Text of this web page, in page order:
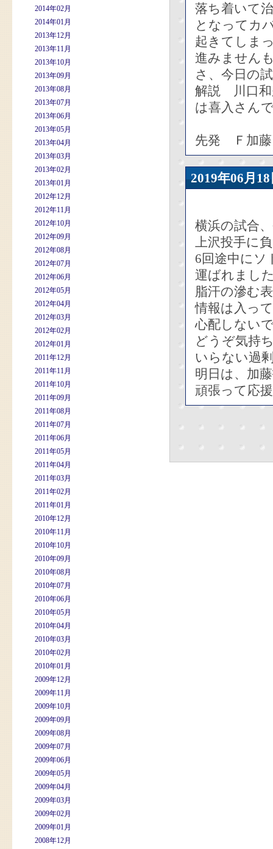
2014年02月
2014年01月
2013年12月
2013年11月
2013年10月
2013年09月
2013年08月
2013年07月
2013年06月
2013年05月
2013年04月
2013年03月
2013年02月
2013年01月
2012年12月
2012年11月
2012年10月
2012年09月
2012年08月
2012年07月
2012年06月
2012年05月
2012年04月
2012年03月
2012年02月
2012年01月
2011年12月
2011年11月
2011年10月
2011年09月
2011年08月
2011年07月
2011年06月
2011年05月
2011年04月
2011年03月
2011年02月
2011年01月
2010年12月
2010年11月
2010年10月
2010年09月
2010年08月
2010年07月
2010年06月
2010年05月
2010年04月
2010年03月
2010年02月
2010年01月
2009年12月
2009年11月
2009年10月
2009年09月
2009年08月
2009年07月
2009年06月
2009年05月
2009年04月
2009年03月
2009年02月
2009年01月
2008年12月
落ち着いて
となってカ
起きてしま
進みません
さ、今日の
解説 川口和
は喜入さん
先発 Ｆ加
2019年06
横浜の試合
上沢投手に
6回途中にソ
運ばれまし
脂汗の滲む
情報は入っ
心配しない
どうぞ気持
いらない過
明日は、加
頑張って応